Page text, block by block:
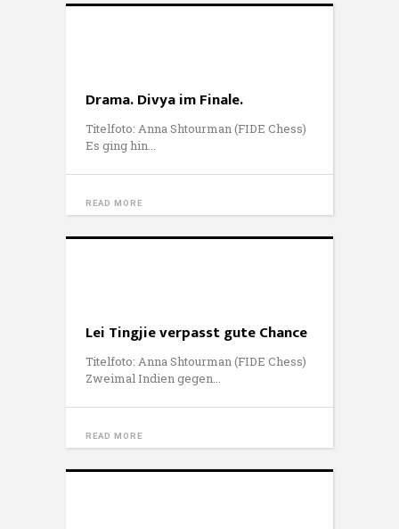
Drama. Divya im Finale.
Titelfoto: Anna Shtourman (FIDE Chess)
Es ging hin
READ MORE
Lei Tingjie verpasst gute Chance
Titelfoto: Anna Shtourman (FIDE Chess)
Zweimal Indien gegen
READ MORE